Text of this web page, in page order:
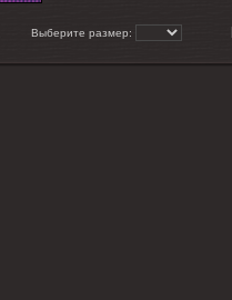
Выберите размер: